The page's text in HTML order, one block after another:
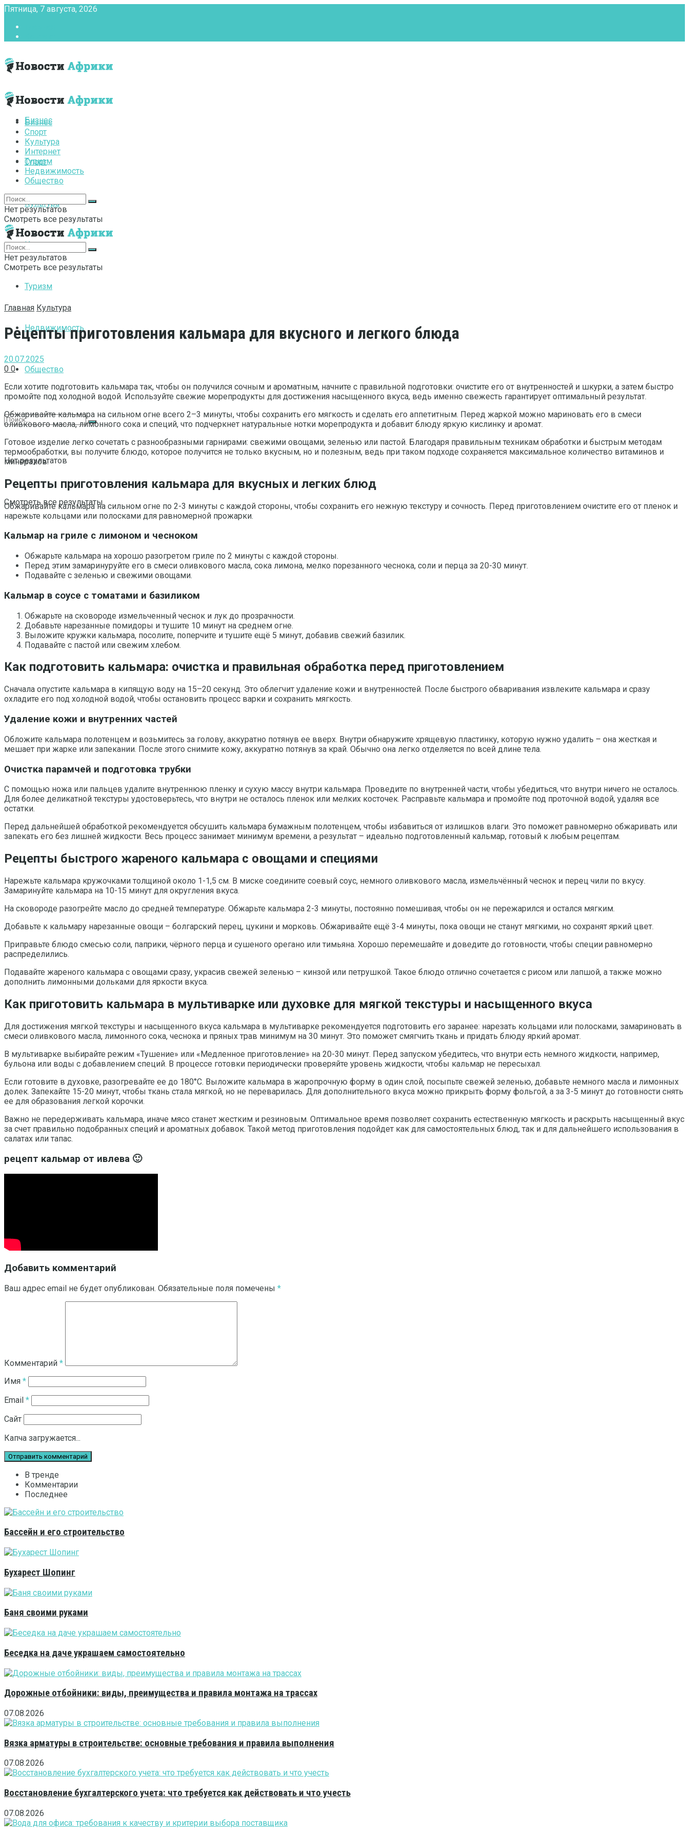
Пятница, 7 августа, 2026
Бизнес
Спорт
Культура
Интернет
Туризм
Недвижимость
Общество
Нет результатов
Смотреть все результаты
Бизнес
Спорт
Культура
Интернет
Туризм
Недвижимость
Общество
Нет результатов
Смотреть все результаты
Нет результатов
Смотреть все результаты
Главная Культура
Рецепты приготовления кальмара для вкусного и легкого блюда
20.07.2025
0 0
Если хотите подготовить кальмара так, чтобы он получился сочным и ароматным, начните с правильной подготовки: очистите его от внутренностей и шкурки, а затем быстро
промойте под холодной водой. Используйте свежие морепродукты для достижения насыщенного вкуса, ведь именно свежесть гарантирует оптимальный результат.
Обжаривайте кальмара на сильном огне всего 2–3 минуты, чтобы сохранить его мягкость и сделать его аппетитным. Перед жаркой можно мариновать его в смеси
оливкового масла, лимонного сока и специй, что подчеркнет натуральные нотки морепродукта и добавит блюду яркую кислинку и аромат.
Готовое изделие легко сочетать с разнообразными гарнирами: свежими овощами, зеленью или пастой. Благодаря правильным техникам обработки и быстрым методам
термообработки, вы получите блюдо, которое получится не только вкусным, но и полезным, ведь при таком подходе сохраняется максимальное количество витаминов и
минералов.
Рецепты приготовления кальмара для вкусных и легких блюд
Обжаривайте кальмара на сильном огне по 2-3 минуты с каждой стороны, чтобы сохранить его нежную текстуру и сочность. Перед приготовлением очистите его от пленок и
нарежьте кольцами или полосками для равномерной прожарки.
Кальмар на гриле с лимоном и чесноком
Обжарьте кальмара на хорошо разогретом гриле по 2 минуты с каждой стороны.
Перед этим замаринуруйте его в смеси оливкового масла, сока лимона, мелко порезанного чеснока, соли и перца за 20-30 минут.
Подавайте с зеленью и свежими овощами.
Кальмар в соусе с томатами и базиликом
Обжарьте на сковороде измельченный чеснок и лук до прозрачности.
Добавьте нарезанные помидоры и тушите 10 минут на среднем огне.
Выложите кружки кальмара, посолите, поперчите и тушите ещё 5 минут, добавив свежий базилик.
Подавайте с пастой или свежим хлебом.
Как подготовить кальмара: очистка и правильная обработка перед приготовлением
Сначала опустите кальмара в кипящую воду на 15–20 секунд. Это облегчит удаление кожи и внутренностей. После быстрого обваривания извлеките кальмара и сразу
охладите его под холодной водой, чтобы остановить процесс варки и сохранить мягкость.
Удаление кожи и внутренних частей
Обложите кальмара полотенцем и возьмитесь за голову, аккуратно потянув ее вверх. Внутри обнаружите хрящевую пластинку, которую нужно удалить – она жесткая и
мешает при жарке или запекании. После этого снимите кожу, аккуратно потянув за край. Обычно она легко отделяется по всей длине тела.
Очистка парамчей и подготовка трубки
С помощью ножа или пальцев удалите внутреннюю пленку и сухую массу внутри кальмара. Проведите по внутренней части, чтобы убедиться, что внутри ничего не осталось.
Для более деликатной текстуры удостоверьтесь, что внутри не осталось пленок или мелких косточек. Расправьте кальмара и промойте под проточной водой, удаляя все
остатки.
Перед дальнейшей обработкой рекомендуется обсушить кальмара бумажным полотенцем, чтобы избавиться от излишков влаги. Это поможет равномерно обжаривать или
запекать его без лишней жидкости. Весь процесс занимает минимум времени, а результат – идеально подготовленный кальмар, готовый к любым рецептам.
Рецепты быстрого жареного кальмара с овощами и специями
Нарежьте кальмара кружочками толщиной около 1-1,5 см. В миске соедините соевый соус, немного оливкового масла, измельчённый чеснок и перец чили по вкусу.
Замаринуйте кальмара на 10-15 минут для округления вкуса.
На сковороде разогрейте масло до средней температуре. Обжарьте кальмара 2-3 минуты, постоянно помешивая, чтобы он не пережарился и остался мягким.
Добавьте к кальмару нарезанные овощи – болгарский перец, цукини и морковь. Обжаривайте ещё 3-4 минуты, пока овощи не станут мягкими, но сохранят яркий цвет.
Приправьте блюдо смесью соли, паприки, чёрного перца и сушеного орегано или тимьяна. Хорошо перемешайте и доведите до готовности, чтобы специи равномерно
распределились.
Подавайте жареного кальмара с овощами сразу, украсив свежей зеленью – кинзой или петрушкой. Такое блюдо отлично сочетается с рисом или лапшой, а также можно
дополнить лимонными дольками для яркости вкуса.
Как приготовить кальмара в мультиварке или духовке для мягкой текстуры и насыщенного вкуса
Для достижения мягкой текстуры и насыщенного вкуса кальмара в мультиварке рекомендуется подготовить его заранее: нарезать кольцами или полосками, замариновать в
смеси оливкового масла, лимонного сока, чеснока и пряных трав минимум на 30 минут. Это поможет смягчить ткань и придать блюду яркий аромат.
В мультиварке выбирайте режим «Тушение» или «Медленное приготовление» на 20-30 минут. Перед запуском убедитесь, что внутри есть немного жидкости, например,
бульона или воды с добавлением специй. В процессе готовки периодически проверяйте уровень жидкости, чтобы кальмар не пересыхал.
Если готовите в духовке, разогревайте ее до 180°C. Выложите кальмара в жаропрочную форму в один слой, посыпьте свежей зеленью, добавьте немного масла и лимонных
долек. Запекайте 15-20 минут, чтобы ткань стала мягкой, но не переварилась. Для дополнительного вкуса можно прикрыть форму фольгой, а за 3-5 минут до готовности снять
ее для образования легкой корочки.
Важно не передерживать кальмара, иначе мясо станет жестким и резиновым. Оптимальное время позволяет сохранить естественную мягкость и раскрыть насыщенный вкус
за счет правильно подобранных специй и ароматных добавок. Такой метод приготовления подойдет как для самостоятельных блюд, так и для дальнейшего использования в
салатах или тапас.
рецепт кальмар от ивлева 🙂
Добавить комментарий
Ваш адрес email не будет опубликован. Обязательные поля помечены *
Комментарий *
Имя *
Email *
Сайт
Капча загружается...
В тренде
Комментарии
Последнее
Бассейн и его строительство
Бухарест Шопинг
Баня своими руками
Беседка на даче украшаем самостоятельно
Дорожные отбойники: виды, преимущества и правила монтажа на трассах
07.08.2026
Вязка арматуры в строительстве: основные требования и правила выполнения
07.08.2026
Восстановление бухгалтерского учета: что требуется как действовать и что учесть
07.08.2026